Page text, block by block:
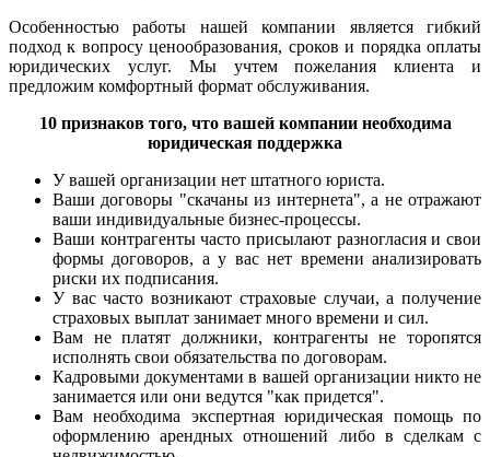
Особенностью работы нашей компании является гибкий
подход к вопросу ценообразования, сроков и порядка оплаты
юридических услуг. Мы учтем пожелания клиента и
предложим комфортный формат обслуживания.
10 признаков того, что вашей компании необходима
юридическая поддержка
У вашей организации нет штатного юриста.
Ваши договоры "скачаны из интернета", а не отражают
ваши индивидуальные бизнес-процессы.
Ваши контрагенты часто присылают разногласия и свои
формы договоров, а у вас нет времени анализировать
риски их подписания.
У вас часто возникают страховые случаи, а получение
страховых выплат занимает много времени и сил.
Вам не платят должники, контрагенты не торопятся
исполнять свои обязательства по договорам.
Кадровыми документами в вашей организации никто не
занимается или они ведутся "как придется".
Вам необходима экспертная юридическая помощь по
оформлению арендных отношений либо в сделкам с